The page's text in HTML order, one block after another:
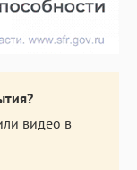
видео в